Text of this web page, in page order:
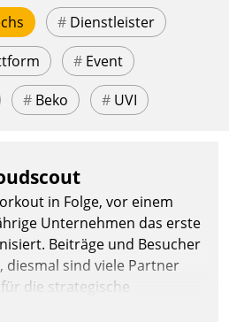
# Dienstleister
# Event
# Beko # UVI
in Folge, vor einem
Unternehmen das erste
Beiträge und Besucher
diesmal sind viele Partner
die strategische